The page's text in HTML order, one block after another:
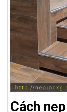
Cách